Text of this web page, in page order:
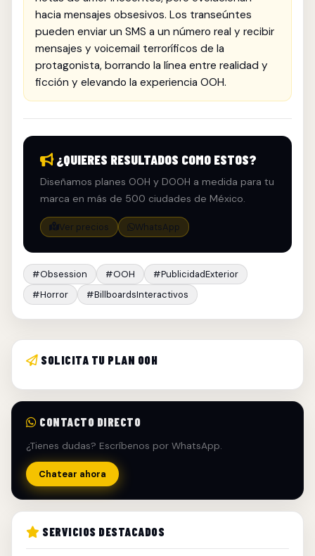
hacia mensajes obsesivos. Los transeúntes
pueden enviar un SMS a un número real y recibir
mensajes y voicemail terroríficos de la
protagonista, borrando la línea entre realidad y
ficción y elevando la experiencia OOH.
¿QUIERES RESULTADOS COMO ESTOS?
Diseñamos planes OOH y DOOH a medida para tu
marca en más de 500 ciudades de México.
Ver precios WhatsApp
#Obsession #OOH
#PublicidadExterior
#Horror
#BillboardsInteractivos
SOLICITA TU PLAN OOH
CONTACTO DIRECTO
¿Tienes dudas? Escríbenos por WhatsApp.
Chatear ahora
SERVICIOS DESTACADOS